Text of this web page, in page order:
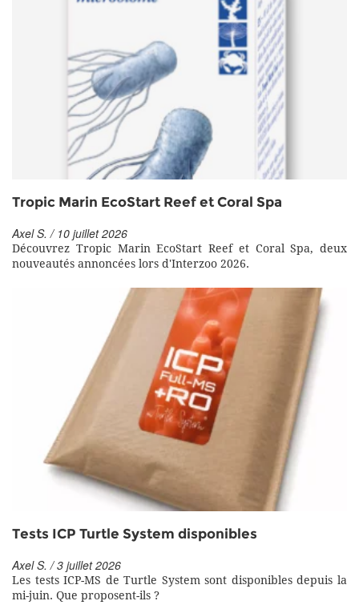
Tropic Marin EcoStart Reef et Coral Spa
Axel S. / 10 juillet 2026
Découvrez Tropic Marin EcoStart Reef et Coral Spa, deux
nouveautés annoncées lors d'Interzoo 2026.
Tests ICP Turtle System disponibles
Axel S. / 3 juillet 2026
Les tests ICP-MS de Turtle System sont disponibles depuis la
mi-juin. Que proposent-ils ?